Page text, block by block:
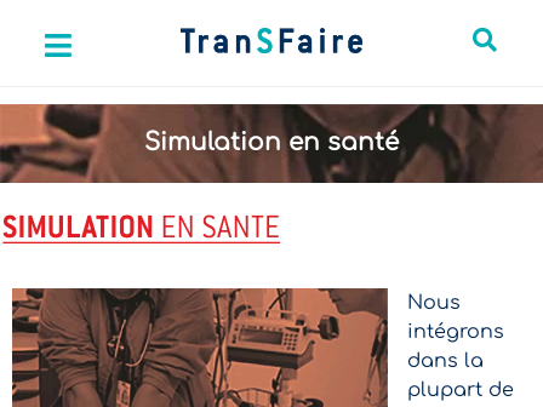
Simulation en santé
Nous
intégrons
dans la
plupart de